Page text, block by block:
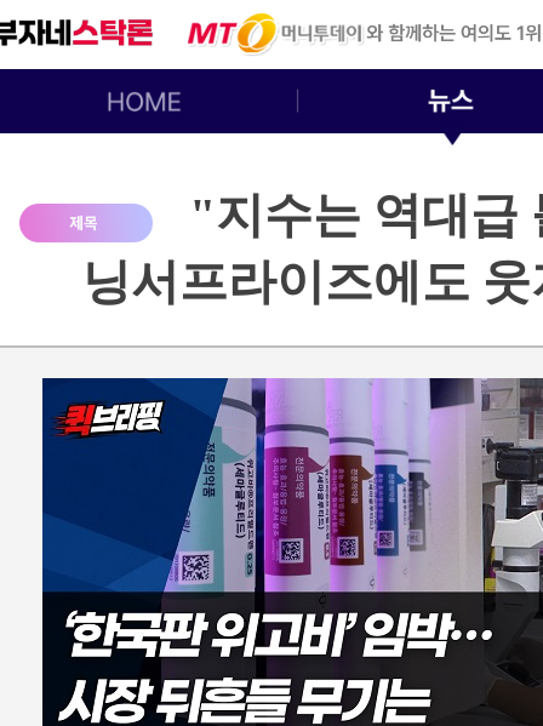
"지수는 역대
닝서프라이즈에도